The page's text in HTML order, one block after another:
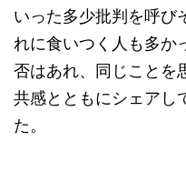
いった多少批判を呼び
れに食いつく人も多か
否はあれ、同じことを
共感とともにシェアし
た。